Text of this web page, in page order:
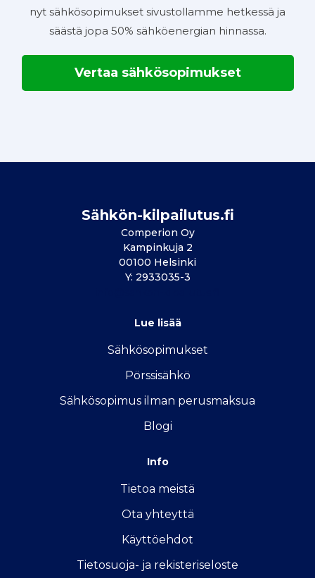
nyt sähkösopimukset sivustollamme hetkessä ja
säästä jopa 50% sähköenergian hinnassa.
Vertaa sähkösopimukset
Sähkön-kilpailutus.fi
Comperion Oy
Kampinkuja 2
00100 Helsinki
Y: 2933035-3
Lue lisää
Sähkösopimukset
Pörssisähkö
Sähkösopimus ilman perusmaksua
Blogi
Info
Tietoa meistä
Ota yhteyttä
Käyttöehdot
Tietosuoja- ja rekisteriseloste